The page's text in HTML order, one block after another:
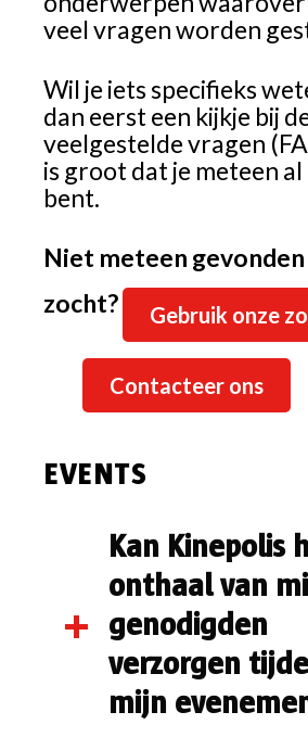
veel vragen worden
Wil je iets specifieks
dan eerst een kijkje bij
veelgestelde vragen
is groot dat je meteen
bent.
Niet meteen
zocht?
Gebruik onze
Contacteer ons
EVENTS
Kan Kinepolis
onthaal van
genodigden
verzorgen
mijn